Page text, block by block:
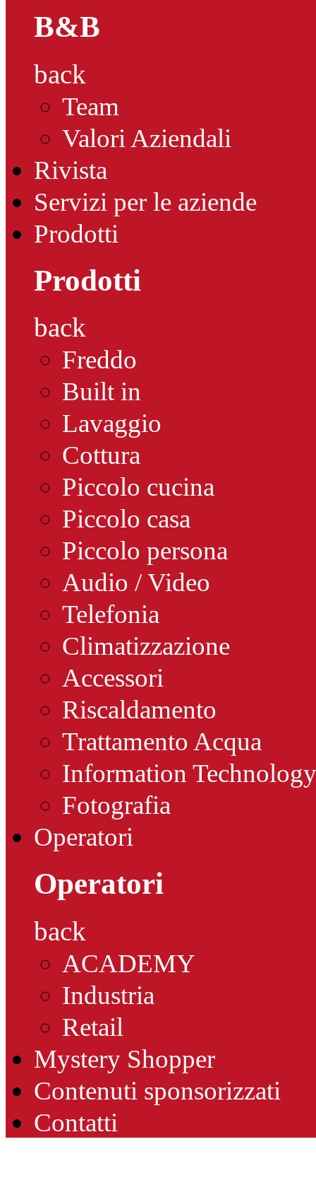
B&B
back
Team
Valori Aziendali
Rivista
Servizi per le aziende
Prodotti
Prodotti
back
Freddo
Built in
Lavaggio
Cottura
Piccolo cucina
Piccolo casa
Piccolo persona
Audio / Video
Telefonia
Climatizzazione
Accessori
Riscaldamento
Trattamento Acqua
Information Technology
Fotografia
Operatori
Operatori
back
ACADEMY
Industria
Retail
Mystery Shopper
Contenuti sponsorizzati
Contatti